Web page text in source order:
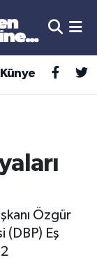
Künye
Özgür
(DBP) Eş